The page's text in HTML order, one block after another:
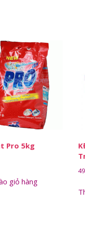
Pro 5kg
giỏ hàng